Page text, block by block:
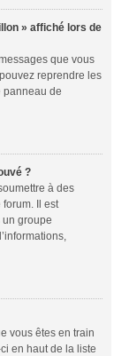
» affiché lors de
que vous
reprendre les
panneau de
?
à des
Il est
groupe
vous êtes en train
en haut de la liste